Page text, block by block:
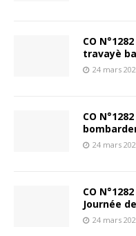
CO
travayè
24 mars
CO
24 mars
CO
Journée
24 mars